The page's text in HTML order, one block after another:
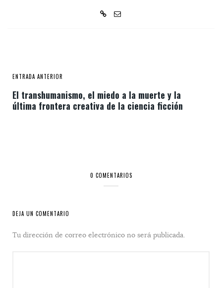
ENTRADA ANTERIOR
El transhumanismo, el miedo a la muerte y la
última frontera creativa de la ciencia ficción
0 COMENTARIOS
DEJA UN COMENTARIO
Tu dirección de correo electrónico no será publicada.